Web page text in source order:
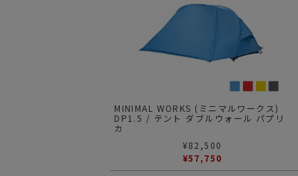
MINIMAL WORKS (ミニマルワークス)
DP1.5 / テント ダブルウォール パプリ
カ
¥82,500
¥57,750